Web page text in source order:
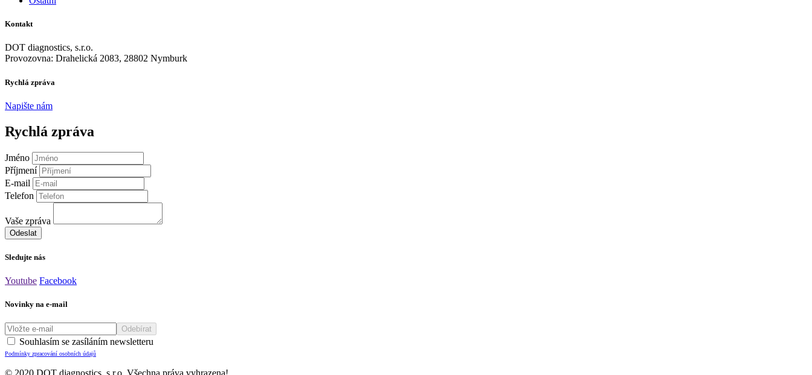
Kontakt
DOT diagnostics, s.r.o.
Provozovna: Drahelická 2083, 28802 Nymburk
Rychlá zpráva
Napište nám
Rychlá zpráva
Jméno
Příjmení
E-mail
Telefon
Vaše zpráva
Sledujte nás
Youtube Facebook
Novinky na e-mail
Souhlasím se zasíláním newsletteru
Podmínky zpracování osobních údajů